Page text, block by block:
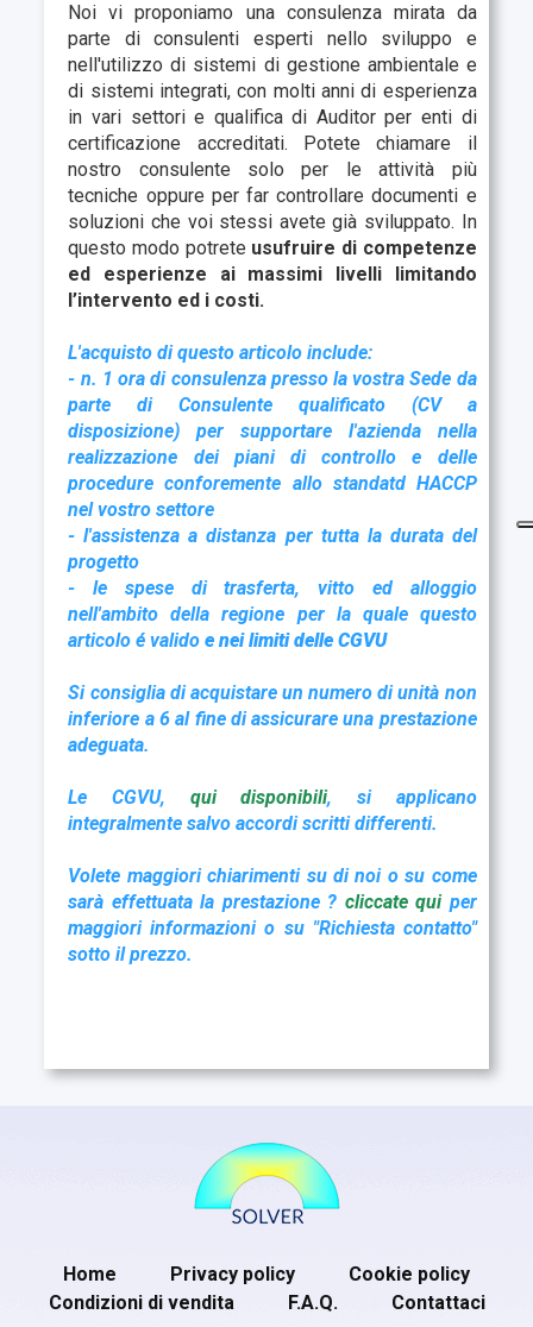
Noi vi proponiamo una consulenza mirata da
parte di consulenti esperti nello sviluppo e
nell'utilizzo di sistemi di gestione ambientale e
di sistemi integrati, con molti anni di esperienza
in vari settori e qualifica di Auditor per enti di
certificazione accreditati. Potete chiamare il
nostro consulente solo per le attività più
tecniche oppure per far controllare documenti e
soluzioni che voi stessi avete già sviluppato. In
questo modo potrete usufruire di competenze
ed esperienze ai massimi livelli limitando
l’intervento ed i costi.
L'acquisto di questo articolo include:
- n. 1 ora di consulenza presso la vostra Sede da
parte di Consulente qualificato (CV a
disposizione) per supportare l'azienda nella
realizzazione dei piani di controllo e delle
procedure conforemente allo standatd HACCP
nel vostro settore
- l'assistenza a distanza per tutta la durata del
progetto
- le spese di trasferta, vitto ed alloggio
nell'ambito della regione per la quale questo
articolo é validoe nei limiti delle CGVU
Si consiglia di acquistare un numero di unità non
inferiore a 6 al fine di assicurare una prestazione
adeguata.
Le CGVU, qui disponibili, si applicano
integralmente salvo accordi scritti differenti.
Volete maggiori chiarimenti su di noi o su come
sarà effettuata la prestazione ? cliccate quiper
maggiori informazioni o su "Richiesta contatto"
sotto il prezzo.
Home Privacy policy
Cookie policy
Condizioni di vendita
F.A.Q. Contattaci